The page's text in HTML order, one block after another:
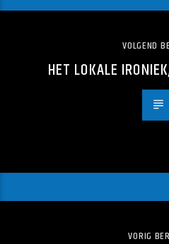
VOLGEND
HET LOKALE
VORIG